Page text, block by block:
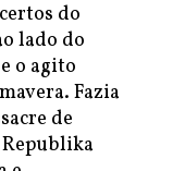
do
lado do
o agito
Fazia
de